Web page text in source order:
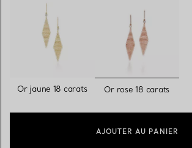
Or jaune 18 carats sélectionnés
Or rose 18 carats
AJOUTER AU PANIER